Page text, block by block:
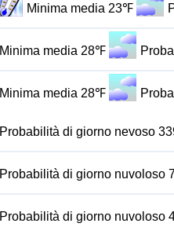
Minima media 23℉
Minima media 28℉
Minima media 28℉
Probabilità di giorno nevoso
Probabilità di giorno nuvoloso
Probabilità di giorno nuvoloso